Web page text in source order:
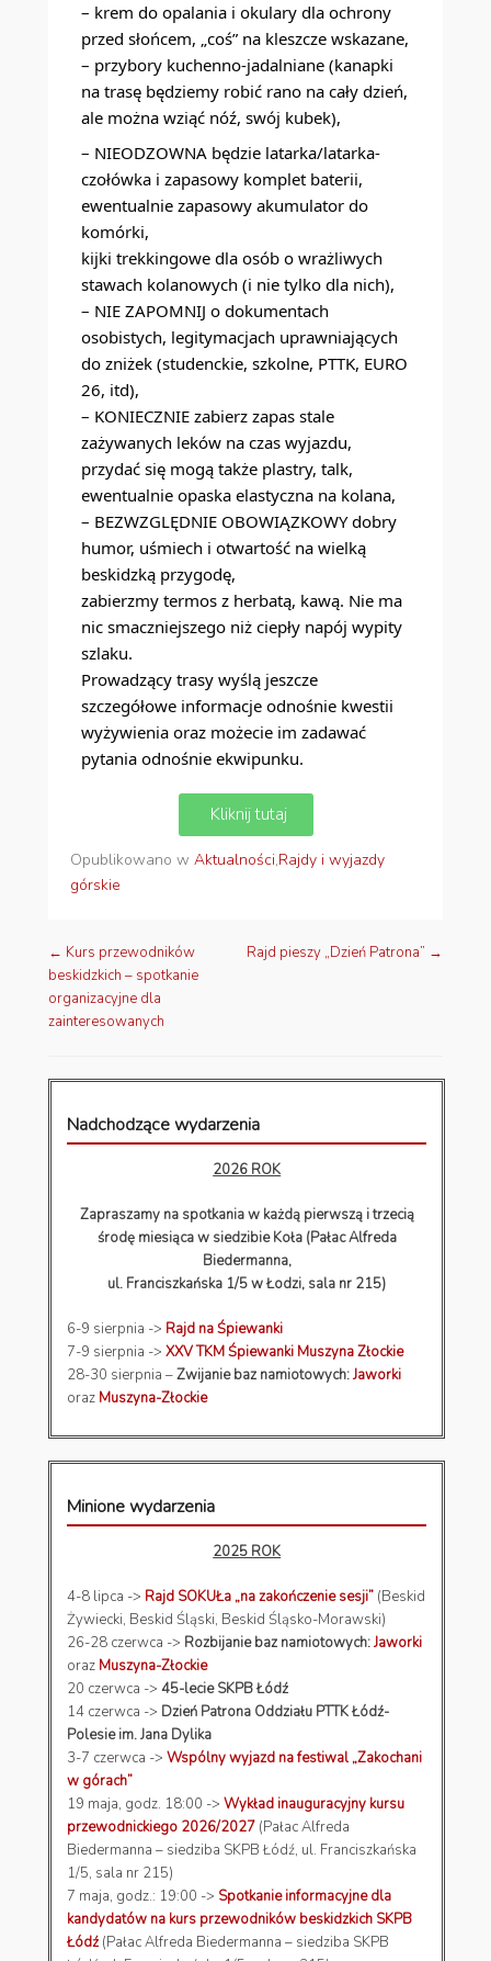
– krem do opalania i okulary dla ochrony
przed słońcem, „coś” na kleszcze wskazane,
– przybory kuchenno-jadalniane (kanapki
na trasę będziemy robić rano na cały dzień,
ale można wziąć nóź, swój kubek),
– NIEODZOWNA będzie latarka/latarka-
czołówka i zapasowy komplet baterii,
ewentualnie zapasowy akumulator do
komórki,
kijki trekkingowe dla osób o wrażliwych
stawach kolanowych (i nie tylko dla nich),
– NIE ZAPOMNIJ o dokumentach
osobistych, legitymacjach uprawniających
do zniżek (studenckie, szkolne, PTTK, EURO
26, itd),
– KONIECZNIE zabierz zapas stale
zażywanych leków na czas wyjazdu,
przydać się mogą także plastry, talk,
ewentualnie opaska elastyczna na kolana,
– BEZWZGLĘDNIE OBOWIĄZKOWY dobry
humor, uśmiech i otwartość na wielką
beskidzką przygodę,
zabierzmy termos z herbatą, kawą. Nie ma
nic smaczniejszego niż ciepły napój wypity
szlaku.
Prowadzący trasy wyślą jeszcze
szczegółowe informacje odnośnie kwestii
wyżywienia oraz możecie im zadawać
pytania odnośnie ekwipunku.
Kliknij tutaj
Opublikowano w Aktualności,Rajdy i wyjazdy
górskie
Nawigacja wpisów
← Kurs przewodników
beskidzkich – spotkanie
organizacyjne dla
zainteresowanych
Rajd pieszy „Dzień Patrona” →
Nadchodzące wydarzenia
2026 ROK
Zapraszamy na spotkania w każdą pierwszą i trzecią
środę miesiąca w siedzibie Koła (Pałac Alfreda
Biedermanna,
ul. Franciszkańska 1/5 w Łodzi, sala nr 215)
6-9 sierpnia -> Rajd na Śpiewanki
7-9 sierpnia ->XXV TKM Śpiewanki Muszyna Złockie
28-30 sierpnia –Zwijanie baz namiotowych:Jaworki
oraz Muszyna-Złockie
Minione wydarzenia
2025 ROK
4-8 lipca -> Rajd SOKUŁa „na zakończenie sesji” (Beskid
Żywiecki, Beskid Śląski, Beskid Śląsko-Morawski)
26-28 czerwca -> Rozbijanie baz namiotowych:Jaworki
oraz Muszyna-Złockie
20 czerwca ->45-lecie SKPB Łódź
14 czerwca -> Dzień Patrona Oddziału PTTK Łódź-
Polesie im. Jana Dylika
3-7 czerwca ->Wspólny wyjazd na festiwal „Zakochani
w górach”
19 maja, godz. 18:00 ->Wykład inauguracyjny kursu
przewodnickiego 2026/2027 (Pałac Alfreda
Biedermanna – siedziba SKPB Łódź, ul. Franciszkańska
1/5, sala nr 215)
7 maja, godz.: 19:00 -> Spotkanie informacyjne dla
kandydatów na kurs przewodników beskidzkich SKPB
Łódź (Pałac Alfreda Biedermanna – siedziba SKPB